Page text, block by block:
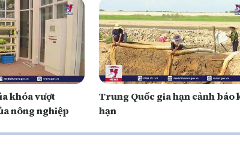
khóa vượt
nông nghiệp
Trung Quốc gia hạn cảnh báo
hạn